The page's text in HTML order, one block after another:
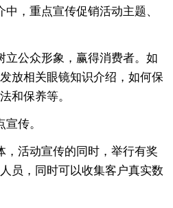
，重点宣传促销活动主题、
立公众形象，赢得消费者。如
放相关眼镜知识介绍，如何保
和保养等。
传。
，活动宣传的同时，举行有奖
员，同时可以收集客户真实数